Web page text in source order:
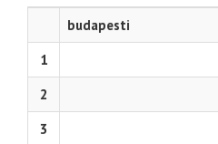
budapesti
1
2
3